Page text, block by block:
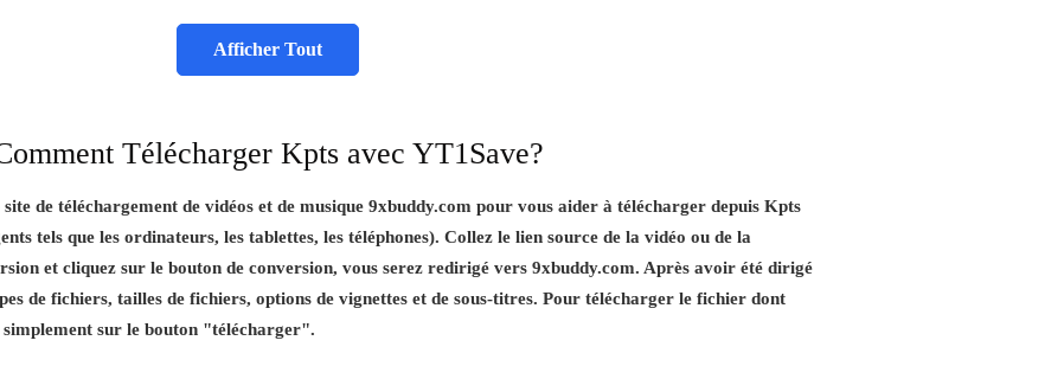
Afficher Tout
Télécharger Kpts avec YT1Save?
de téléchargement de vidéos et de musique 9xbuddy.com pour vous aider à télécharger depuis Kpts
tels que les ordinateurs, les tablettes, les téléphones). Collez le lien source de la vidéo ou de la
et cliquez sur le bouton de conversion, vous serez redirigé vers 9xbuddy.com. Après avoir été dirigé
de fichiers, tailles de fichiers, options de vignettes et de sous-titres. Pour télécharger le fichier dont
sur le bouton "télécharger".